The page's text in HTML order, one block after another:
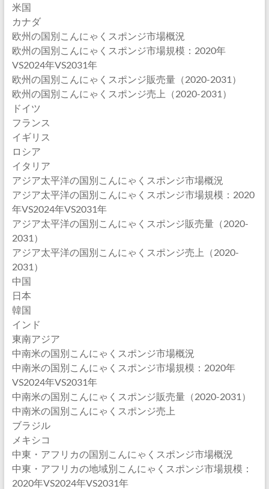
米国
カナダ
欧州の国別こんにゃくスポンジ市場概況
欧州の国別こんにゃくスポンジ市場規模：2020年
VS2024年VS2031年
欧州の国別こんにゃくスポンジ販売量（2020-2031）
欧州の国別こんにゃくスポンジ売上（2020-2031）
ドイツ
フランス
イギリス
ロシア
イタリア
アジア太平洋の国別こんにゃくスポンジ市場概況
アジア太平洋の国別こんにゃくスポンジ市場規模：2020
年VS2024年VS2031年
アジア太平洋の国別こんにゃくスポンジ販売量（2020-
2031）
アジア太平洋の国別こんにゃくスポンジ売上（2020-
2031）
中国
日本
韓国
インド
東南アジア
中南米の国別こんにゃくスポンジ市場概況
中南米の国別こんにゃくスポンジ市場規模：2020年
VS2024年VS2031年
中南米の国別こんにゃくスポンジ販売量（2020-2031）
中南米の国別こんにゃくスポンジ売上
ブラジル
メキシコ
中東・アフリカの国別こんにゃくスポンジ市場概況
中東・アフリカの地域別こんにゃくスポンジ市場規模：
2020年VS2024年VS2031年